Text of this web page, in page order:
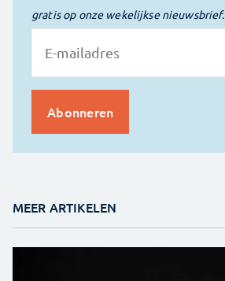
gratis op onze wekelijkse nieuwsbrief.
MEER ARTIKELEN